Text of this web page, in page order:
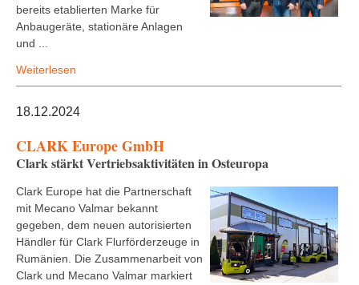
bereits etablierten Marke für
Anbaugeräte, stationäre Anlagen
und ...
Weiterlesen
18.12.2024
CLARK Europe GmbH
Clark stärkt Vertriebsaktivitäten in Osteuropa
Clark Europe hat die Partnerschaft
mit Mecano Valmar bekannt
gegeben, dem neuen autorisierten
Händler für Clark Flurförderzeuge in
Rumänien. Die Zusammenarbeit von
Clark und Mecano Valmar markiert